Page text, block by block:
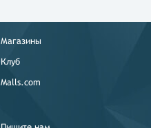
Магазины
Клуб
Malls.com